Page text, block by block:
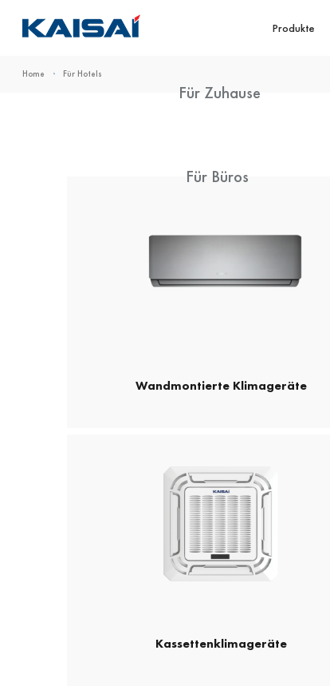
Produkte
Home Für Hotels
Für Zuhause
Für Büros
Wandmontierte Klimageräte
Kassettenklimageräte